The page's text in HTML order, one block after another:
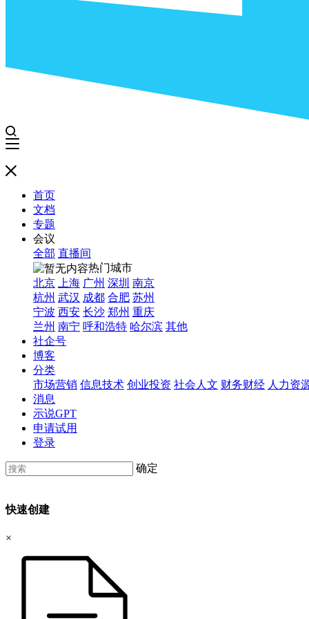
首页
文档
专题
会议
全部 直播间
热门城市
北京
上海 广州 深圳 南京
杭州 武汉 成都 合肥 苏州
宁波 西安 长沙 郑州 重庆
兰州 南宁 呼和浩特 哈尔滨 其他
社企号
博客
分类
市场营销 信息技术 创业投资 社会人文 财务财经 人力资
消息
示说GPT
申请试用
登录
确定
快速创建
×